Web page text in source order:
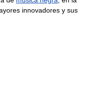
innovadores y sus